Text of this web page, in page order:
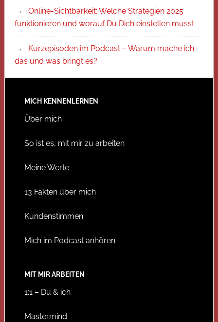
Online-Sichtbarkeit: Welche Strategien 2025
funktionieren und worauf Du Dich einstellen musst
Kurzepisoden im Podcast – Warum mache ich
das und was bringt es?
MICH KENNENLERNEN
Über mich
So ist es, mit mir zu arbeiten
Meine Werte
13 Fakten über mich
Kundenstimmen
Mich im Podcast anhören
MIT MIR ARBEITEN
1:1 – Du & ich
Mastermind